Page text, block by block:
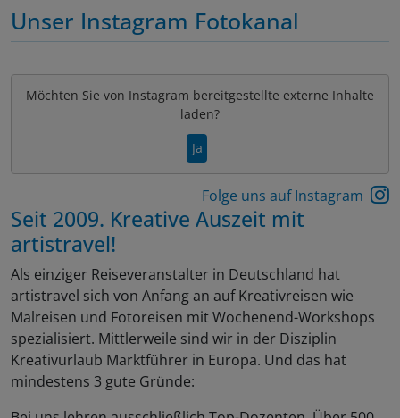
Unser Instagram Fotokanal
Möchten Sie von Instagram bereitgestellte externe Inhalte
laden?
Ja
Folge uns auf Instagram
Seit 2009. Kreative Auszeit mit
artistravel!
Als einziger Reiseveranstalter in Deutschland hat
artistravel sich von Anfang an auf Kreativreisen wie
Malreisen und Fotoreisen mit Wochenend-Workshops
spezialisiert. Mittlerweile sind wir in der Disziplin
Kreativurlaub Marktführer in Europa. Und das hat
mindestens 3 gute Gründe: